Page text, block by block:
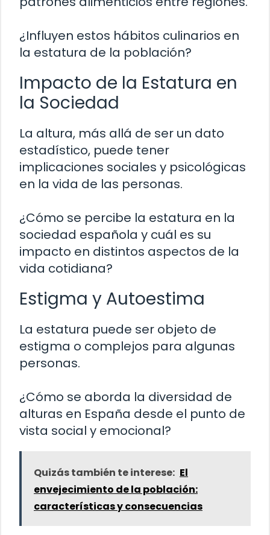
¿Influyen estos hábitos culinarios en
la estatura de la población?
Impacto de la Estatura en
la Sociedad
La altura, más allá de ser un dato
estadístico, puede tener
implicaciones sociales y psicológicas
en la vida de las personas.
¿Cómo se percibe la estatura en la
sociedad española y cuál es su
impacto en distintos aspectos de la
vida cotidiana?
Estigma y Autoestima
La estatura puede ser objeto de
estigma o complejos para algunas
personas.
¿Cómo se aborda la diversidad de
alturas en España desde el punto de
vista social y emocional?
Quizás también te interese: El
envejecimiento de la población:
características y consecuencias